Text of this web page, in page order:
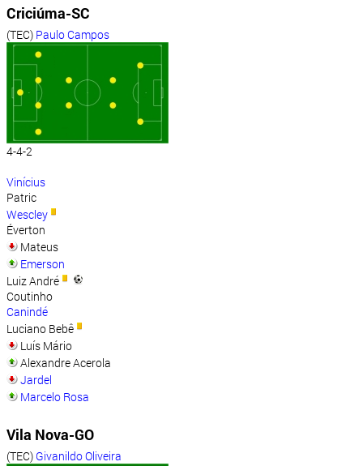
Criciúma-SC
(TEC) Paulo Campos
4-4-2
Vinícius
Patric
Wescley
Éverton
Mateus
Emerson
Luiz André
Coutinho
Canindé
Luciano Bebê
Luís Mário
Alexandre Acerola
Jardel
Marcelo Rosa
Vila Nova-GO
(TEC) Givanildo Oliveira